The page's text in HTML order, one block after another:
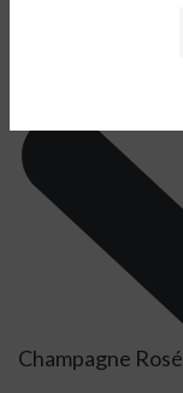
Champagne